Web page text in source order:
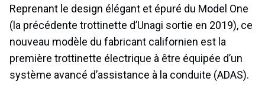
Reprenant le design élégant et épuré du Model One
(la précédente trottinette d’Unagi sortie en 2019), ce
nouveau modèle du fabricant californien est la
première trottinette électrique à être équipée d’un
système avancé d’assistance à la conduite (ADAS).